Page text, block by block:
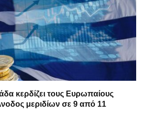
κερδίζει τους Ευρωπαίους
μεριδίων σε 9 από 11